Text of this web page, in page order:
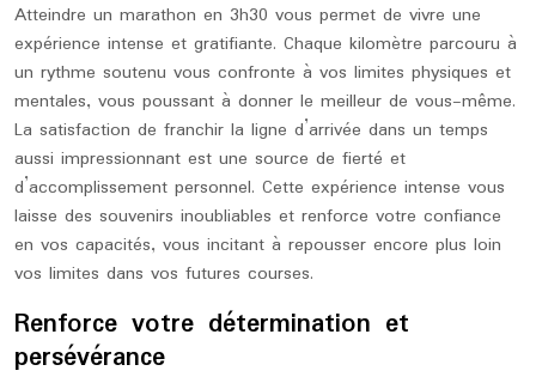
Atteindre un marathon en 3h30 vous permet de vivre une
expérience intense et gratifiante. Chaque kilomètre parcouru à
un rythme soutenu vous confronte à vos limites physiques et
mentales, vous poussant à donner le meilleur de vous-même.
La satisfaction de franchir la ligne d’arrivée dans un temps
aussi impressionnant est une source de fierté et
d’accomplissement personnel. Cette expérience intense vous
laisse des souvenirs inoubliables et renforce votre confiance
en vos capacités, vous incitant à repousser encore plus loin
vos limites dans vos futures courses.
Renforce votre détermination et
persévérance